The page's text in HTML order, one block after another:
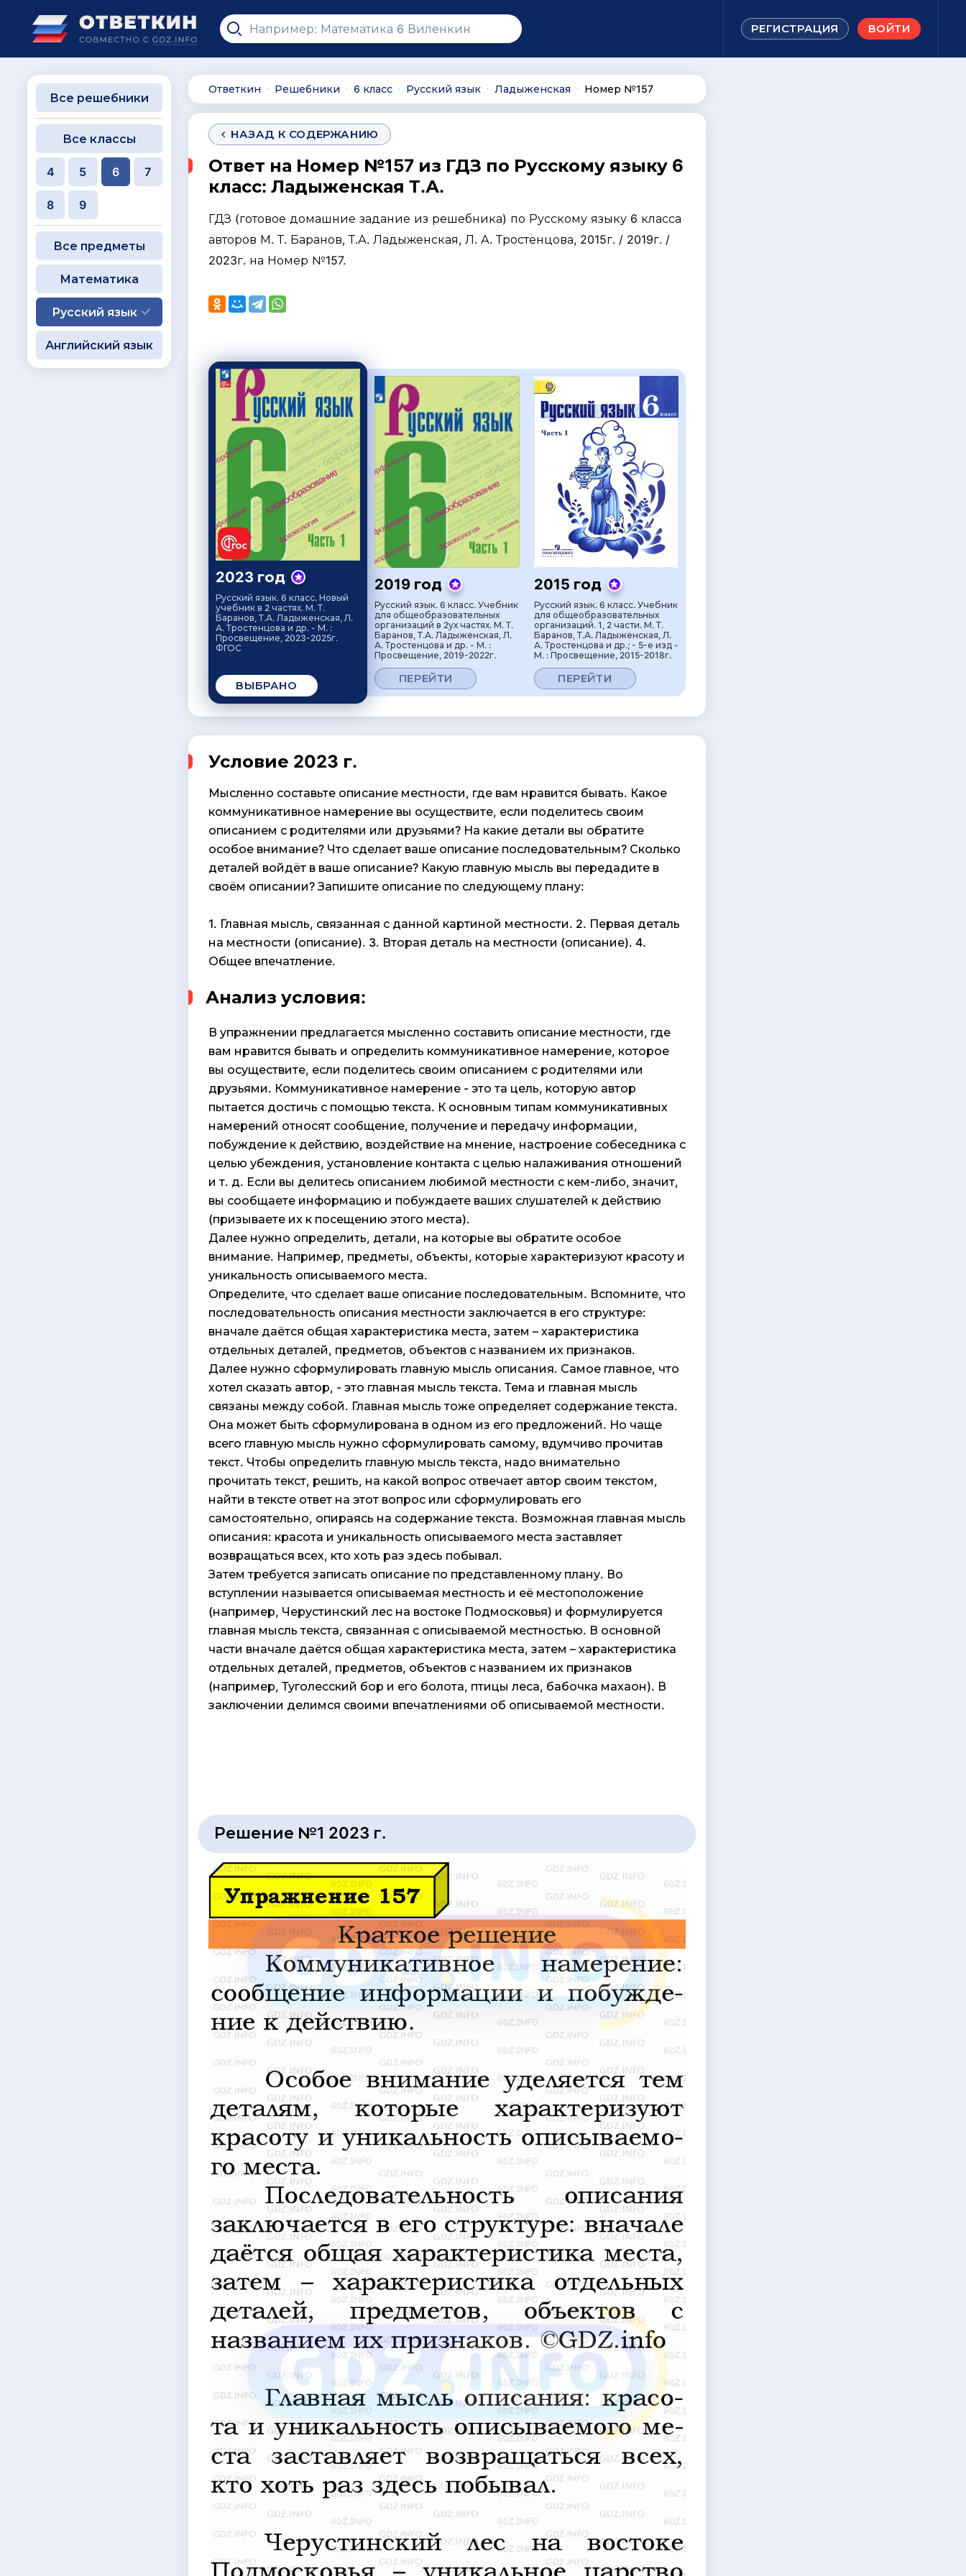
РЕГИСТРАЦИЯ ВОЙТИ
Ответкин ∙ Решебники ∙ 6 класс ∙ Русский язык ∙ Ладыженская ∙ Номер №157
НАЗАД К СОДЕРЖАНИЮ
Ответ на Номер №157 из ГДЗ по Русскому языку 6
класс: Ладыженская Т.А.
ГДЗ (готовое домашние задание из решебника) по Русскому языку 6 класса
авторов М. Т. Баранов, Т.А. Ладыженская, Л. А. Тростенцова, 2015г. / 2019г. /
2023г. на Номер №157.
2023 год
Русский язык. 6 класс. Новый
учебник в 2 частях. М. Т.
Баранов, Т.А. Ладыженская, Л.
А. Тростенцова и др. - М. :
Просвещение, 2023-2025г.
ФГОС
ВЫБРАНО
2019 год
Русский язык. 6 класс. Учебник
для общеобразовательных
организаций в 2ух частях. М. Т.
Баранов, Т.А. Ладыженская, Л.
А. Тростенцова и др. - М. :
Просвещение, 2019-2022г.
ПЕРЕЙТИ
2015 год
Русский язык. 6 класс. Учебник
для общеобразовательных
организаций. 1, 2 части. М. Т.
Баранов, Т.А. Ладыженская, Л.
А. Тростенцова и др.; - 5-е изд -
М. : Просвещение, 2015-2018г.
ПЕРЕЙТИ
Условие 2023 г.
Мысленно составьте описание местности, где вам нравится бывать. Какое
коммуникативное намерение вы осуществите, если по­делитесь своим
описанием с родителями или друзьями? На какие детали вы обратите
особое внимание? Что сделает ваше описание последовательным? Сколько
деталей войдёт в ваше описание? Какую главную мысль вы передадите в
своём описании? Запишите описа­ние по следующему плану:
1. Главная мысль, связанная с данной картиной местности. 2. Первая деталь
на местности (описание). 3. Вторая деталь на местности (описание). 4.
Общее впечатление.
Анализ условия:
В упражнении предлагается мысленно составить описание местности, где
вам нравится бывать и определить коммуникативное намерение, которое
вы осуществите, если поделитесь своим описанием с родителями или
друзьями. Коммуникативное намерение - это та цель, которую автор
пытается достичь с помощью текста. К основным типам коммуникативных
намерений относят сообщение, получение и передачу информации,
побуждение к действию, воздействие на мнение, настроение собеседника с
целью убеждения, установление контакта с целью налаживания отношений
и т. д. Если вы делитесь описанием любимой местности с кем-либо, значит,
вы сообщаете информацию и побуждаете ваших слушателей к действию
(призываете их к посещению этого места).
Далее нужно определить, детали, на которые вы обратите особое
внимание. Например, предметы, объекты, которые характеризуют красоту и
уникальность описываемого места.
Определите, что сделает ваше описание последовательным. Вспомните, что
последовательность описания местности заключается в его структуре:
вначале даётся общая характеристика места, затем – характеристика
отдельных деталей, предметов, объектов с названием их признаков.
Далее нужно сформулировать главную мысль описания. Самое главное, что
хотел сказать автор, - это главная мысль текста. Тема и главная мысль
связаны между собой. Главная мысль тоже определяет содержание текста.
Она может быть сформулирована в одном из его предложений. Но чаще
всего главную мысль нужно сформулировать самому, вдумчиво прочитав
текст. Чтобы определить главную мысль текста, надо внимательно
прочитать текст, решить, на какой вопрос отвечает автор своим текстом,
найти в тексте ответ на этот вопрос или сформулировать его
самостоятельно, опираясь на содержание текста. Возможная главная мысль
описания: красота и уникальность описываемого места заставляет
возвращаться всех, кто хоть раз здесь побывал.
Затем требуется записать описание по представленному плану. Во
вступлении называется описываемая местность и её местоположение
(например, Черустинский лес на востоке Подмосковья) и формулируется
главная мысль текста, связанная с описываемой местностью. В основной
части вначале даётся общая характеристика места, затем – характеристика
отдельных деталей, предметов, объектов с названием их признаков
(например, Туголесский бор и его болота, птицы леса, бабочка махаон). В
заключении делимся своими впечатлениями об описываемой местности.
Решение №1 2023 г.
Все решебники
Все классы
4 5 6 7
8 9
Все предметы
Математика
Русский язык
Английский язык